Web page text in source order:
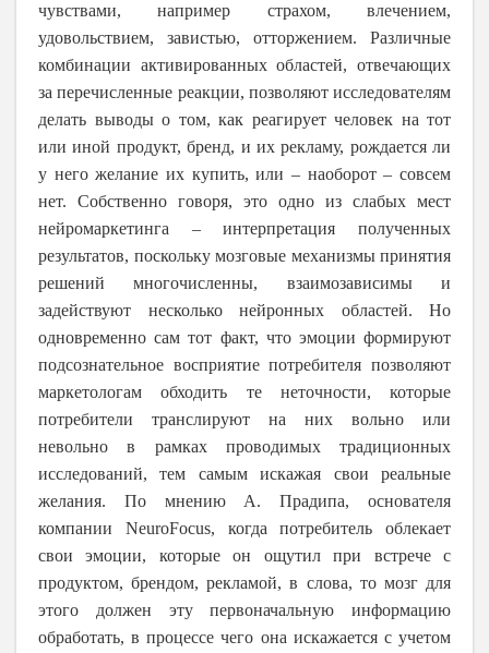
чувствами, например страхом, влечением,
удовольствием, завистью, отторжением. Различные
комбинации активированных областей, отвечающих
за перечисленные реакции, позволяют исследователям
делать выводы о том, как реагирует человек на тот
или иной продукт, бренд, и их рекламу, рождается ли
у него желание их купить, или – наоборот – совсем
нет. Собственно говоря, это одно из слабых мест
нейромаркетинга – интерпретация полученных
результатов, поскольку мозговые механизмы принятия
решений многочисленны, взаимозависимы и
задействуют несколько нейронных областей. Но
одновременно сам тот факт, что эмоции формируют
подсознательное восприятие потребителя позволяют
маркетологам обходить те неточности, которые
потребители транслируют на них вольно или
невольно в рамках проводимых традиционных
исследований, тем самым искажая свои реальные
желания. По мнению А. Прадипа, основателя
компании NeuroFocus, когда потребитель облекает
свои эмоции, которые он ощутил при встрече с
продуктом, брендом, рекламой, в слова, то мозг для
этого должен эту первоначальную информацию
обработать, в процессе чего она искажается с учетом